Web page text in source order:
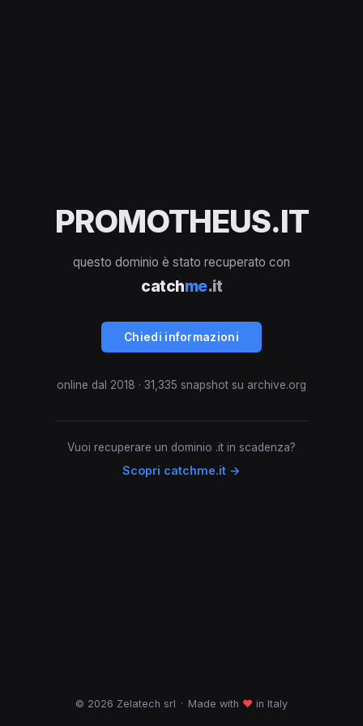
PROMOTHEUS.IT
questo dominio è stato recuperato con
catchme.it
Chiedi informazioni
online dal 2018 · 31,335 snapshot su archive.org
Vuoi recuperare un dominio .it in scadenza?
Scopri catchme.it →
© 2026 Zelatech srl · Made with ♥ in Italy